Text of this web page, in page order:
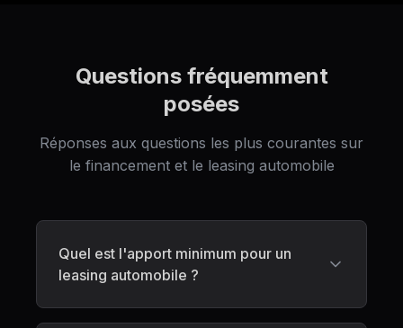
Questions fréquemment
posées
Réponses aux questions les plus courantes sur
le financement et le leasing automobile
Quel est l'apport minimum pour un
leasing automobile ?